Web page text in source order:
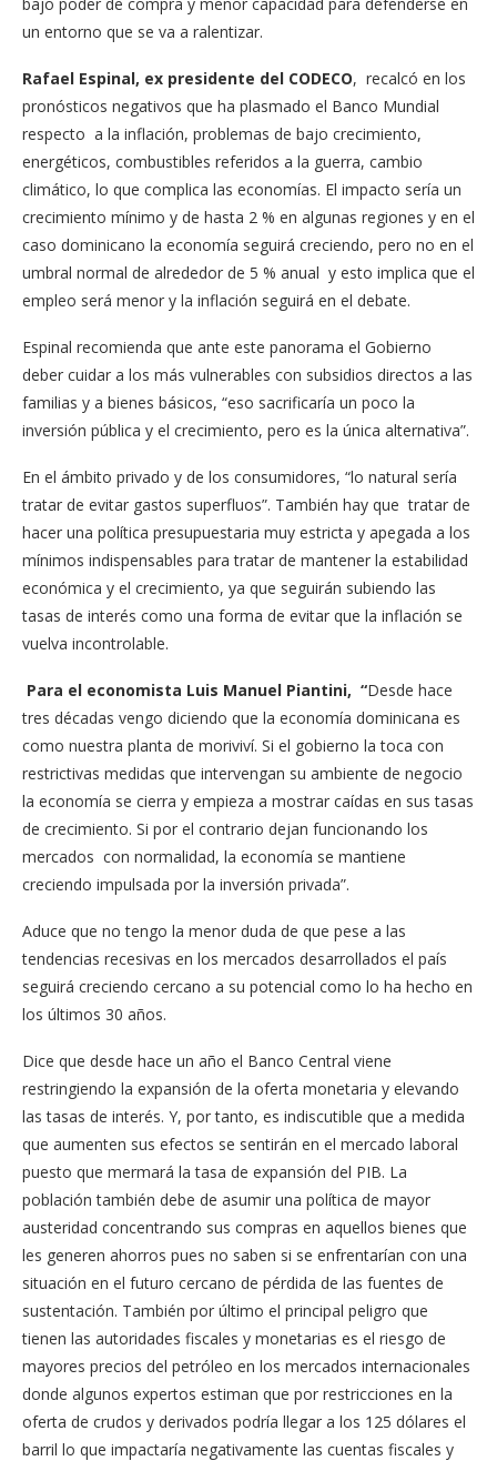
un entorno que se va a ralentizar.
Rafael Espinal, ex presidente del CODECO, recalcó en los
pronósticos negativos que ha plasmado el Banco Mundial
respecto a la inflación, problemas de bajo crecimiento,
energéticos, combustibles referidos a la guerra, cambio
climático, lo que complica las economías. El impacto sería un
crecimiento mínimo y de hasta 2 % en algunas regiones y en el
caso dominicano la economía seguirá creciendo, pero no en el
umbral normal de alrededor de 5 % anual y esto implica que el
empleo será menor y la inflación seguirá en el debate.
Espinal recomienda que ante este panorama el Gobierno
deber cuidar a los más vulnerables con subsidios directos a las
familias y a bienes básicos, “eso sacrificaría un poco la
inversión pública y el crecimiento, pero es la única alternativa”.
En el ámbito privado y de los consumidores, “lo natural sería
tratar de evitar gastos superfluos”. También hay que tratar de
hacer una política presupuestaria muy estricta y apegada a los
mínimos indispensables para tratar de mantener la estabilidad
económica y el crecimiento, ya que seguirán subiendo las
tasas de interés como una forma de evitar que la inflación se
vuelva incontrolable.
Para el economista Luis Manuel Piantini, “Desde hace
tres décadas vengo diciendo que la economía dominicana es
como nuestra planta de moriviví. Si el gobierno la toca con
restrictivas medidas que intervengan su ambiente de negocio
la economía se cierra y empieza a mostrar caídas en sus tasas
de crecimiento. Si por el contrario dejan funcionando los
mercados con normalidad, la economía se mantiene
creciendo impulsada por la inversión privada”.
Aduce que no tengo la menor duda de que pese a las
tendencias recesivas en los mercados desarrollados el país
seguirá creciendo cercano a su potencial como lo ha hecho en
los últimos 30 años.
Dice que desde hace un año el Banco Central viene
restringiendo la expansión de la oferta monetaria y elevando
las tasas de interés. Y, por tanto, es indiscutible que a medida
que aumenten sus efectos se sentirán en el mercado laboral
puesto que mermará la tasa de expansión del PIB. La
población también debe de asumir una política de mayor
austeridad concentrando sus compras en aquellos bienes que
les generen ahorros pues no saben si se enfrentarían con una
situación en el futuro cercano de pérdida de las fuentes de
sustentación. También por último el principal peligro que
tienen las autoridades fiscales y monetarias es el riesgo de
mayores precios del petróleo en los mercados internacionales
donde algunos expertos estiman que por restricciones en la
oferta de crudos y derivados podría llegar a los 125 dólares el
barril lo que impactaría negativamente las cuentas fiscales y